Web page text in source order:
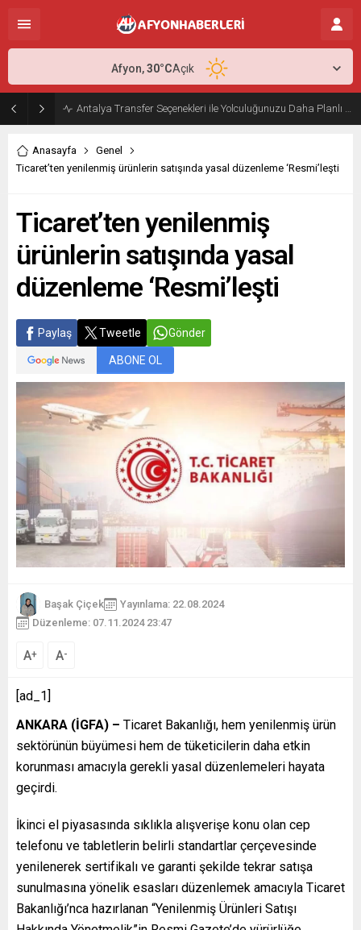
Antalya Transfer Seçenekleri ile Yolculuğunuzu Daha Planlı Hale Getirin
Afyon,30°CAçık
Anasayfa
Genel
Ticaret’ten yenilenmiş ürünlerin satışında yasal düzenleme ‘Resmi’leşti
Ticaret’ten yenilenmiş
ürünlerin satışında yasal
düzenleme ‘Resmi’leşti
Paylaş Tweetle Gönder
ABONE OL
Başak Çiçek
Yayınlama: 22.08.2024
Düzenleme: 07.11.2024 23:47
A+ A-
[ad_1]
ANKARA (İGFA) – Ticaret Bakanlığı, hem yenilenmiş ürün
sektörünün büyümesi hem de tüketicilerin daha etkin
korunması amacıyla gerekli yasal düzenlemeleri hayata
geçirdi.
İkinci el piyasasında sıklıkla alışverişe konu olan cep
telefonu ve tabletlerin belirli standartlar çerçevesinde
yenilenerek sertifikalı ve garanti şekilde tekrar satışa
sunulmasına yönelik esasları düzenlemek amacıyla Ticaret
Bakanlığı’nca hazırlanan “Yenilenmiş Ürünleri Satışı